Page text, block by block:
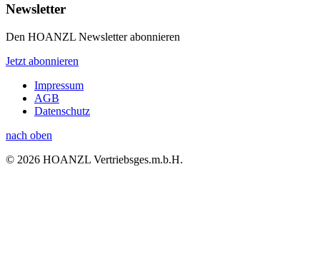
Newsletter
Den HOANZL Newsletter abonnieren
Jetzt abonnieren
Impressum
AGB
Datenschutz
nach oben
© 2026 HOANZL Vertriebsges.m.b.H.